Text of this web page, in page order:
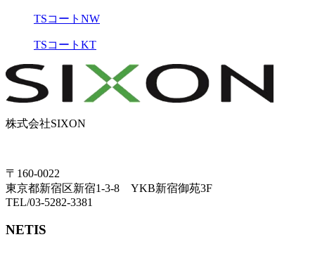
TSコートNW
TSコートKT
株式会社SIXON
〒160-0022
東京都新宿区新宿1-3-8 YKB新宿御苑3F
TEL/03-5282-3381
NETIS